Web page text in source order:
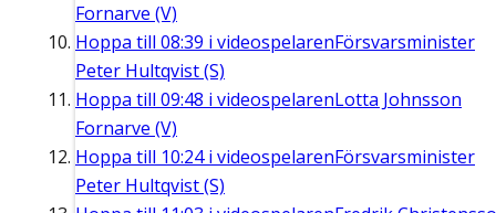
Fornarve (V)
Hoppa till 08:39 i videospelarenFörsvarsminister
Peter Hultqvist (S)
Hoppa till 09:48 i videospelarenLotta Johnsson
Fornarve (V)
Hoppa till 10:24i videospelarenFörsvarsminister
Peter Hultqvist (S)